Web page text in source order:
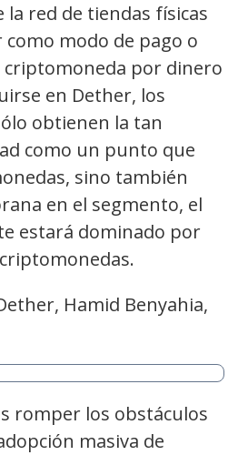
red de tiendas físicas
modo de pago o
criptomoneda por dinero
en Dether, los
obtienen la tan
como un punto que
sino también
en el segmento, el
estará dominado por
Hamid Benyahia,
romper los obstáculos
masiva de